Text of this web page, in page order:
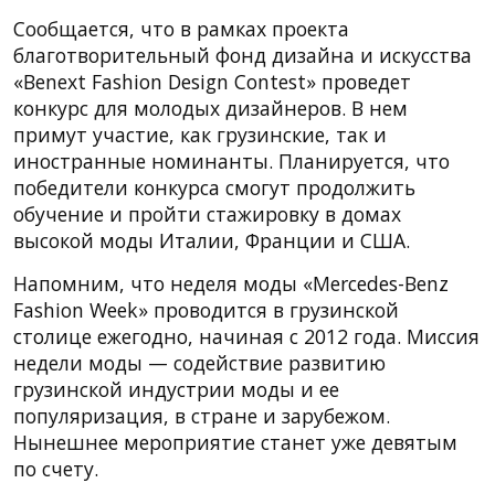
Сообщается, что в рамках проекта
благотворительный фонд дизайна и искусства
«Benext Fashion Design Contest» проведет
конкурс для молодых дизайнеров. В нем
примут участие, как грузинские, так и
иностранные номинанты. Планируется, что
победители конкурса смогут продолжить
обучение и пройти стажировку в домах
высокой моды Италии, Франции и США.
Напомним, что неделя моды «Mercedes-Benz
Fashion Week» проводится в грузинской
столице ежегодно, начиная с 2012 года. Миссия
недели моды — содействие развитию
грузинской индустрии моды и ее
популяризация, в стране и зарубежом.
Нынешнее мероприятие станет уже девятым
по счету.